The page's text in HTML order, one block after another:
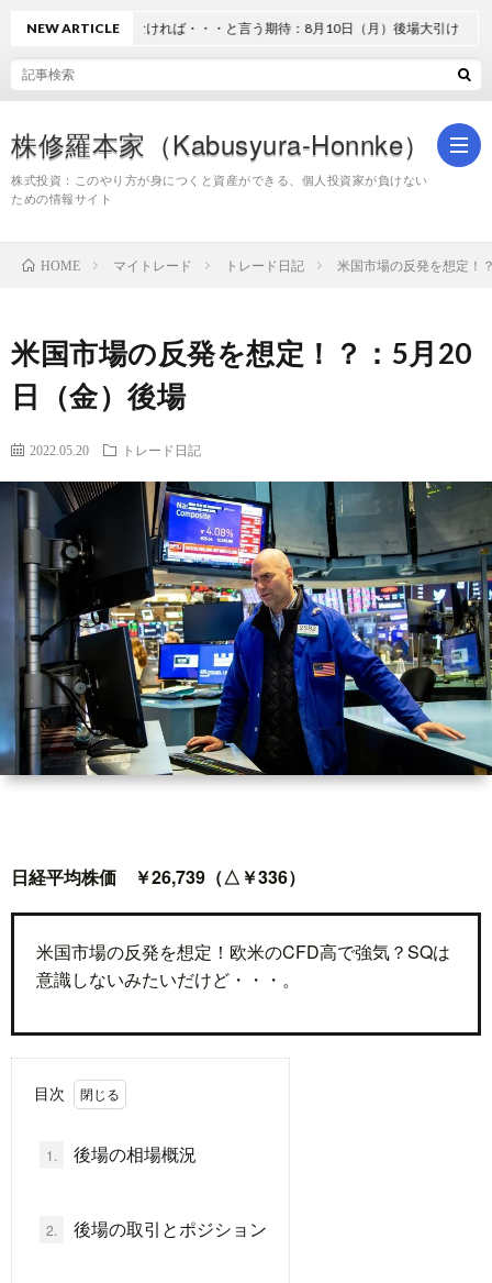
株修羅本家（Kabusyura-Honnke）
株式投資：このやり方が身につくと資産ができる、個人投資家が負けない
ための情報サイト
株
世
界
情
勢
マ
レ
ド
言
自
NEW ARTICLE
が利上げしなければ・・・と言う期待：8月10日（月）後場大引け
HOME マイトレード トレード日記 米国市場の反発を想定！
米国市場の反発を想定！？：5月20
日（金）後場
2022.05.20 トレード日記
日経平均株価 ￥26,739（△￥336）
米国市場の反発を想定！欧米のCFD高で強気？SQは
意識しないみたいだけど・・・。
目次
1. 後場の相場概況
2. 後場の取引とポジション